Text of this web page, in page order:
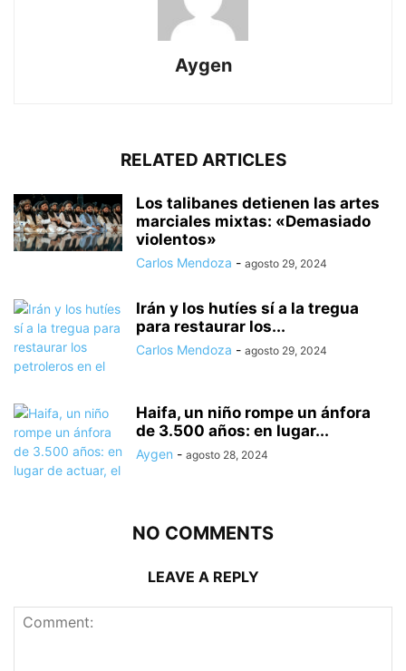
Aygen
RELATED ARTICLES
Los talibanes detienen las artes
marciales mixtas: «Demasiado
violentos»
Carlos Mendoza - agosto 29, 2024
Irán y los hutíes sí a la tregua
para restaurar los...
Carlos Mendoza - agosto 29, 2024
Haifa, un niño rompe un ánfora
de 3.500 años: en lugar...
Aygen - agosto 28, 2024
NO COMMENTS
LEAVE A REPLY